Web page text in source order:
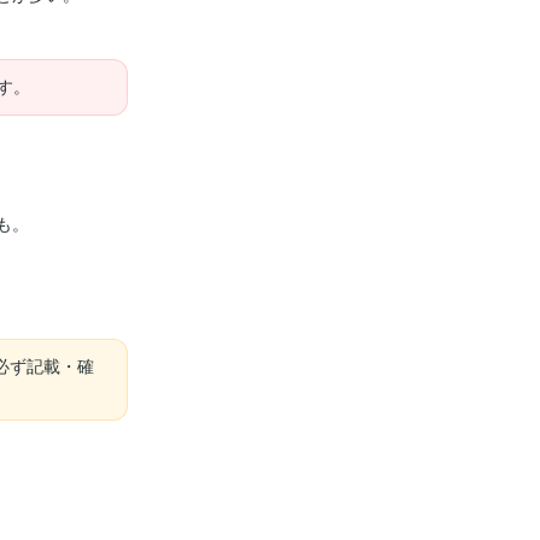
。
ず記載・確